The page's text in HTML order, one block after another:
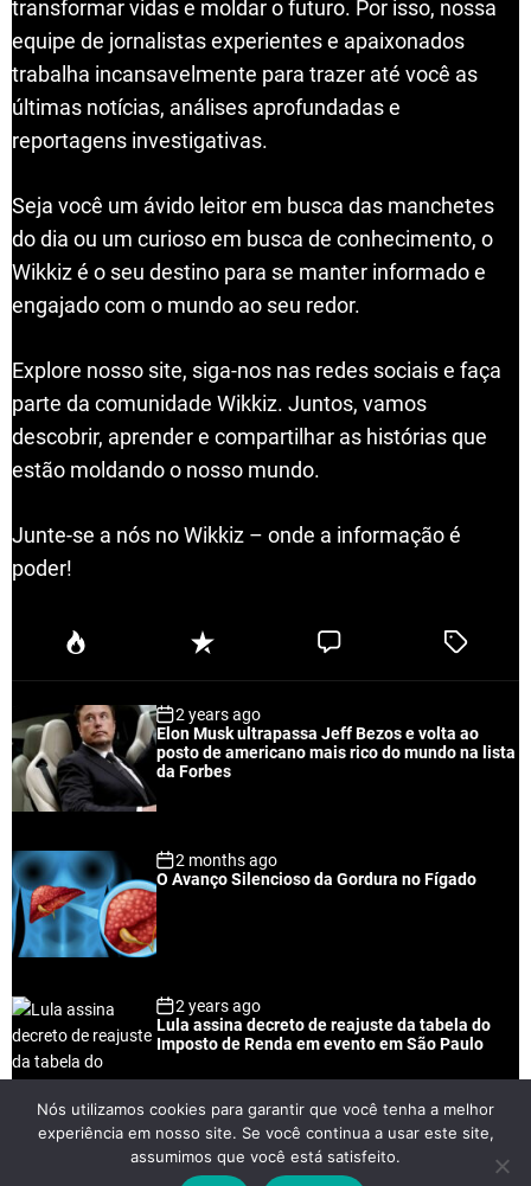
transformar vidas e moldar o futuro. Por isso, nossa
equipe de jornalistas experientes e apaixonados
trabalha incansavelmente para trazer até você as
últimas notícias, análises aprofundadas e
reportagens investigativas.
Seja você um ávido leitor em busca das manchetes
do dia ou um curioso em busca de conhecimento, o
Wikkiz é o seu destino para se manter informado e
engajado com o mundo ao seu redor.
Explore nosso site, siga-nos nas redes sociais e faça
parte da comunidade Wikkiz. Juntos, vamos
descobrir, aprender e compartilhar as histórias que
estão moldando o nosso mundo.
Junte-se a nós no Wikkiz – onde a informação é
poder!
P
u
a
r
R
e
n
t
C
e
T
e
2 years ago
Elon Musk ultrapassa Jeff Bezos e volta ao
posto de americano mais rico do mundo na lista
da Forbes
2 months ago
O Avanço Silencioso da Gordura no Fígado
2 years ago
Lula assina decreto de reajuste da tabela do
Imposto de Renda em evento em São Paulo
2 years ago
Lei Rouanet e Petrobras financiam evento em
Nós utilizamos cookies para garantir que você tenha a melhor
experiência em nosso site. Se você continua a usar este site,
assumimos que você está satisfeito.